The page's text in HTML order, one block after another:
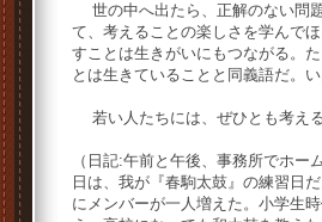
世の中へ出たら、正解のない問
て、考えることの楽しさを学んで
すことは生きがいにもつながる。
とは生きていることと同義語だ。い
若い人たちには、ぜひとも考え
（日記:午前と午後、事務所でホー
日は、我が『春駒太鼓』の練習日
にメンバーが一人増えた。小学生